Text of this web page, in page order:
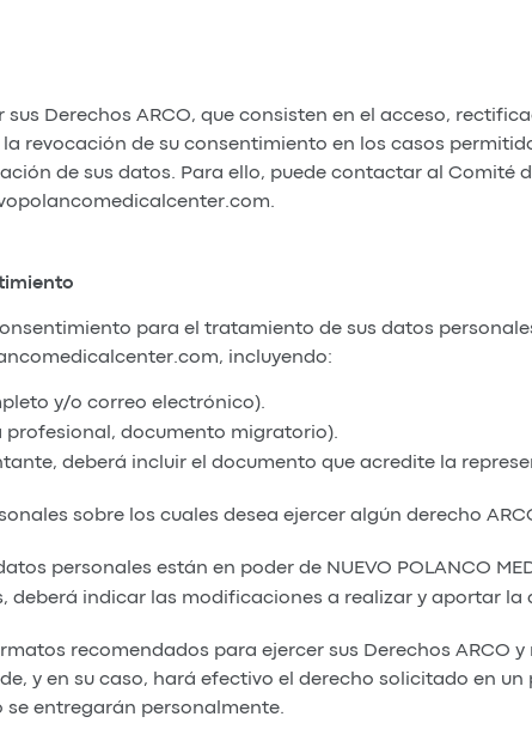
Derechos ARCO, que consisten en el acceso,
revocación de su consentimiento en los casos
de sus datos. Para ello, puede contactar al Comité
para el tratamiento de sus datos
incluyendo:
y/o correo electrónico).
profesional, documento migratorio).
deberá incluir el documento que acredite la
sobre los cuales desea ejercer algún derecho
personales están en poder de NUEVO POLANCO
deberá indicar las modificaciones a realizar y aportar la
recomendados para ejercer sus Derechos ARCO
y en su caso, hará efectivo el derecho solicitado en un
se entregarán personalmente.